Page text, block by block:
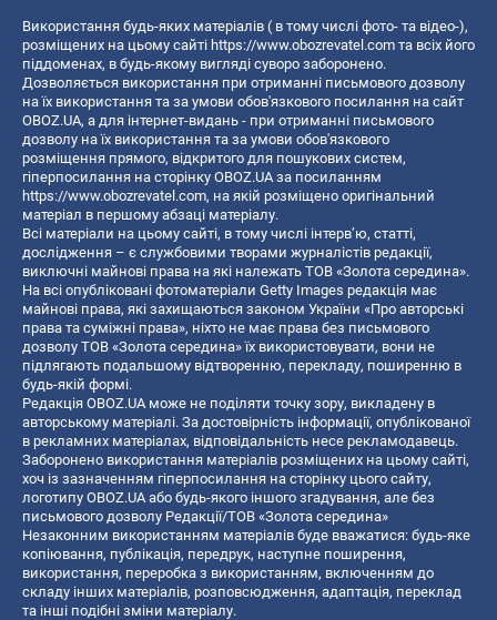
Використання будь-яких матеріалів ( в тому числі фото- та відео-),
розміщених на цьому сайті https://www.obozrevatel.com та всіх його
піддоменах, в будь-якому вигляді суворо заборонено.
Дозволяється використання при отриманні письмового дозволу
на їх використання та за умови обов'язкового посилання на сайт
OBOZ.UA, а для інтернет-видань - при отриманні письмового
дозволу на їх використання та за умови обов'язкового
розміщення прямого, відкритого для пошукових систем,
гіперпосилання на сторінку OBOZ.UA за посиланням
https://www.obozrevatel.com, на якій розміщено оригінальний
матеріал в першому абзаці матеріалу.
Всі матеріали на цьому сайті, в тому числі інтерв’ю, статті,
дослідження – є службовими творами журналістів редакції,
виключні майнові права на які належать ТОВ «Золота середина».
На всі опубліковані фотоматеріали Getty Images редакція має
майнові права, які захищаються законом України «Про авторські
права та суміжні права», ніхто не має права без письмового
дозволу ТОВ «Золота середина» їх використовувати, вони не
підлягають подальшому відтворенню, перекладу, поширенню в
будь-якій формі.
Редакція OBOZ.UA може не поділяти точку зору, викладену в
авторському матеріалі. За достовірність інформації, опублікованої
в рекламних матеріалах, відповідальність несе рекламодавець.
Заборонено використання матеріалів розміщених на цьому сайті,
хоч із зазначенням гіперпосилання на сторінку цього сайту,
логотипу OBOZ.UA або будь-якого іншого згадування, але без
письмового дозволу Редакції/ТОВ «Золота середина»
Незаконним використанням матеріалів буде вважатися: будь-яке
копiювання, публiкацiя, передрук, наступне поширення,
використання, переробка з використанням, включенням до
складу інших матеріалів, розповсюдження, адаптація, переклад
та інші подібні зміни матеріалу.